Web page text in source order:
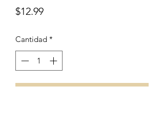
$12.99Precio
Cantidad *